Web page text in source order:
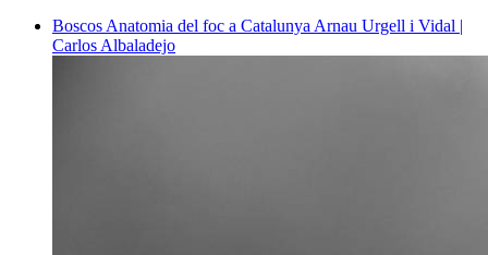
Boscos Anatomia del foc a Catalunya Arnau Urgell i Vidal |
Carlos Albaladejo